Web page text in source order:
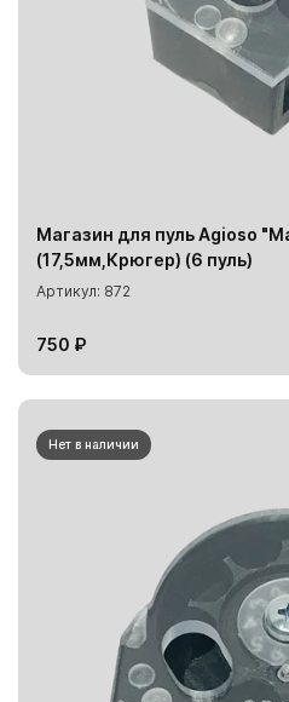
Магазин для пуль Agioso
(17,5мм,Крюгер) (6 пуль)
Артикул: 872
750 ₽
Нет в наличии